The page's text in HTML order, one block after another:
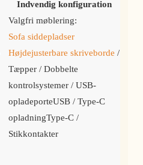
Indvendig konfiguration
Valgfri møblering:
Sofa siddepladser
Højdejusterbare skriveborde /
Tæpper / Dobbelte
kontrolsystemer / USB-
opladeporteUSB / Type-C
opladningType-C /
Stikkontakter